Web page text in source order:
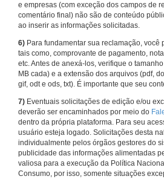
e empresas (com exceção dos campos de
comentário final) não são de conteúdo
ao inserir as informações solicitadas.
6) Para fundamentar sua reclamação, você
tais como, comprovante de pagamento,
etc. Antes de anexá-los, verifique o
MB cada) e a extensão dos arquivos (pdf,
gif, odt e ods, txt). É importante que seu
7) Eventuais solicitações de edição e/ou
deverão ser encaminhados por meio do
dentro da própria plataforma. Para seu
usuário esteja logado. Solicitações desta
individualmente pelos órgãos gestores do
publicidade das informações alimentadas
valiosa para a execução da Política
Consumo, por isso, somente situações